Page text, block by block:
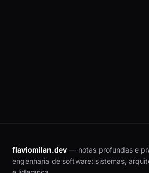
flaviomilan.dev — notas profundas e
engenharia de software: sistemas,